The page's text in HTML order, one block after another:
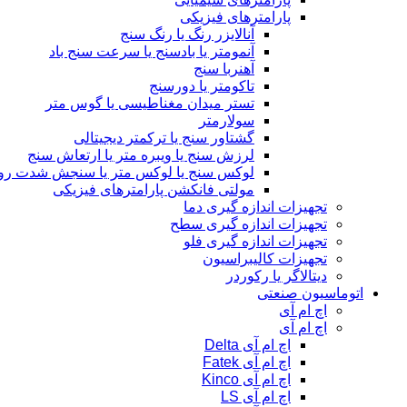
پارامترهای فیزیکی
آنالایزر رنگ یا رنگ سنج
آنمومتر یا بادسنج یا سرعت سنج باد
آهنربا سنج
تاکومتر یا دورسنج
تستر میدان مغناطیسی یا گوس متر
سولارمتر
گشتاور سنج یا ترکمتر دیجیتالی
لرزش سنج یا ویبره متر یا ارتعاش سنج
لوکس سنج یا لوکس متر یا سنجش شدت
مولتی فانکشن پارامترهای فیزیکی
تجهیزات اندازه گیری دما
تجهیزات اندازه گیری سطح
تجهیزات اندازه گیری فلو
تجهیزات کالیبراسیون
دیتالاگر یا رکوردر
اتوماسیون صنعتی
اچ ام آی
اچ ام آی
اچ ام آی Delta
اچ ام آی Fatek
اچ ام آی Kinco
اچ ام آی LS